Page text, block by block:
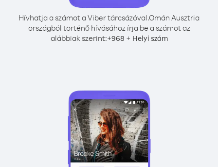
Hívhatja a számot a Viber tárcsázóval.Omán Ausztria
országból történő hívásához írja be a számot az
alábbiak szerint:+968 + Helyi szám